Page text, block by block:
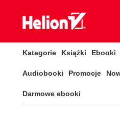
Kategorie Książki Ebooki
Audiobooki Promocje
Darmowe ebooki